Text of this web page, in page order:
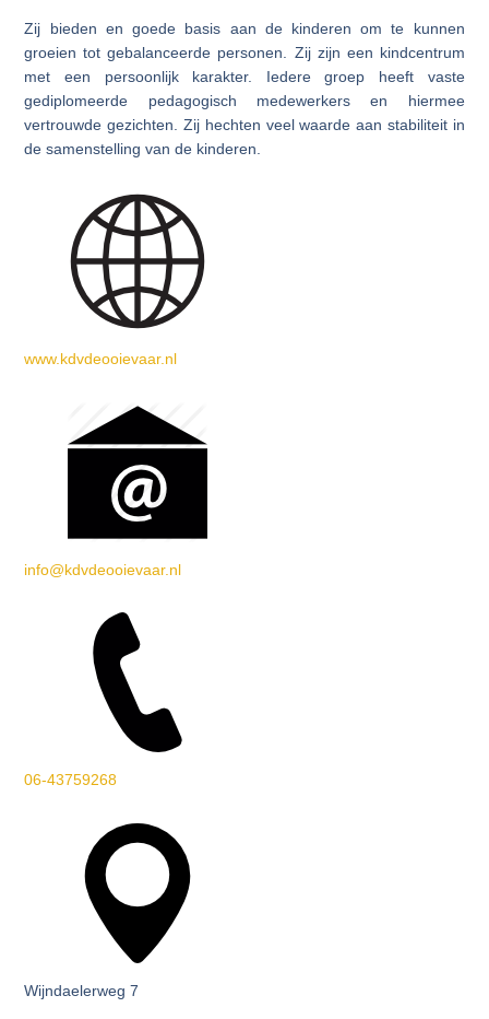
Zij bieden en goede basis aan de kinderen om te kunnen
groeien tot gebalanceerde personen. Zij zijn een kindcentrum
met een persoonlijk karakter. Iedere groep heeft vaste
gediplomeerde pedagogisch medewerkers en hiermee
vertrouwde gezichten. Zij hechten veel waarde aan stabiliteit in
de samenstelling van de kinderen.
www.kdvdeooievaar.nl
info@kdvdeooievaar.nl
06-43759268
Wijndaelerweg 7